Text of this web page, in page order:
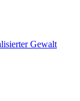
Gewalt